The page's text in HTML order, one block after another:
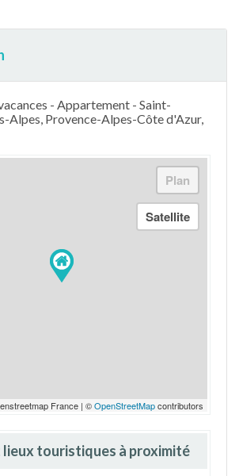
- Appartement - Saint-
Alpes, Provence-Alpes-Côte d'Azur,
France | ©OpenStreetMapcontributors
touristiques à proximité